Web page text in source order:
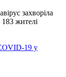
захворіла
жителі
19 у